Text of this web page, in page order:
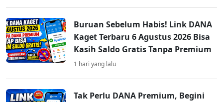
Buruan Sebelum Habis! Link DANA
Kaget Terbaru 6 Agustus 2026 Bisa
Kasih Saldo Gratis Tanpa Premium
1 hari yang lalu
Tak Perlu DANA Premium, Begini